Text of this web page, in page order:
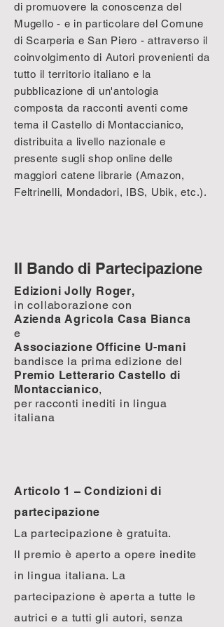
di promuovere la conoscenza del
Mugello - e in particolare del Comune
di Scarperia e San Piero - attraverso il
coinvolgimento di Autori provenienti da
tutto il territorio italiano e la
pubblicazione di un'antologia
composta da racconti aventi come
tema il Castello di Montaccianico,
distribuita a livello nazionale e
presente sugli shop online delle
maggiori catene librarie (Amazon,
Feltrinelli, Mondadori, IBS, Ubik, etc.).
Il Bando di Partecipazione
Edizioni Jolly Roger,
in collaborazione con
Azienda Agricola Casa Bianca
e
Associazione Officine U-mani
bandisce la prima edizione del
Premio Letterario Castello di
Montaccianico,
per racconti inediti in lingua
italiana
Articolo 1 – Condizioni di
partecipazione
La partecipazione è gratuita.
Il premio è aperto a opere inedite
in lingua italiana. La
partecipazione è aperta a tutte le
autrici e a tutti gli autori, senza